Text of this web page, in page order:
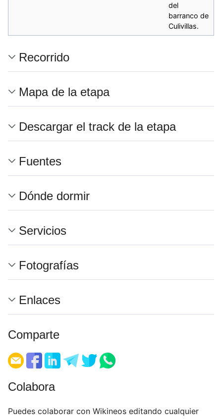
del
barranco de
Culivillas.
Recorrido
Mapa de la etapa
Descargar el track de la etapa
Fuentes
Dónde dormir
Servicios
Fotografías
Enlaces
Comparte
Colabora
Puedes colaborar con Wikineos editando cualquier